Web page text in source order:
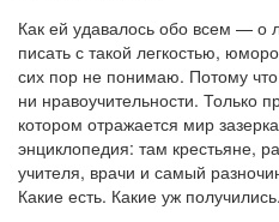
Как ей удавалось обо всем — о
писать с такой легкостью,
сих пор не понимаю. Потому
ни нравоучительности. Только
котором отражается мир
энциклопедия: там крестьяне,
учителя, врачи и самый
Какие есть. Какие уж получились.